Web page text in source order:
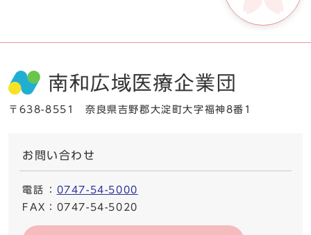
〒638-8551 奈良県吉野郡大淀町大字福神8番1
お問い合わせ
電話 ： 0747-54-5000
FAX ：0747-54-5020